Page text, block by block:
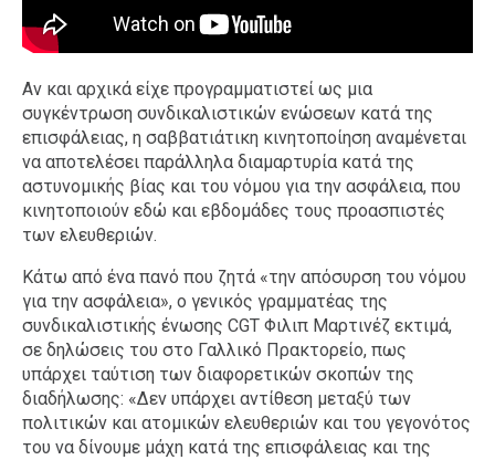
Αν και αρχικά είχε προγραμματιστεί ως μια
συγκέντρωση συνδικαλιστικών ενώσεων κατά της
επισφάλειας, η σαββατιάτικη κινητοποίηση αναμένεται
να αποτελέσει παράλληλα διαμαρτυρία κατά της
αστυνομικής βίας και του νόμου για την ασφάλεια, που
κινητοποιούν εδώ και εβδομάδες τους προασπιστές
των ελευθεριών.
Κάτω από ένα πανό που ζητά «την απόσυρση του νόμου
για την ασφάλεια», ο γενικός γραμματέας της
συνδικαλιστικής ένωσης CGT Φιλιπ Μαρτινέζ εκτιμά,
σε δηλώσεις του στο Γαλλικό Πρακτορείο, πως
υπάρχει ταύτιση των διαφορετικών σκοπών της
διαδήλωσης: «Δεν υπάρχει αντίθεση μεταξύ των
πολιτικών και ατομικών ελευθεριών και του γεγονότος
του να δίνουμε μάχη κατά της επισφάλειας και της